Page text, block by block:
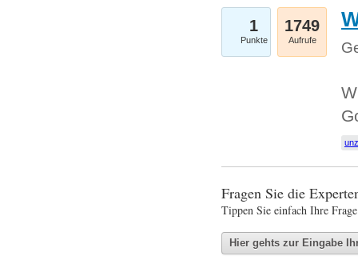
1
Punkte
1749
Aufrufe
Fragen Sie die
Tippen Sie einfach Ihre